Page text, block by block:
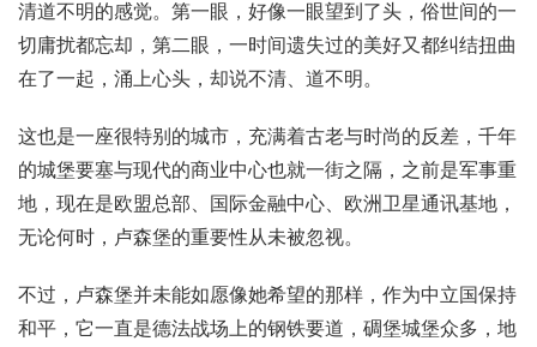
清道不明的感觉。第一眼，好像一眼望到了头，俗世间的一
切庸扰都忘却，第二眼，一时间遗失过的美好又都纠结扭曲
在了一起，涌上心头，却说不清、道不明。
这也是一座很特别的城市，充满着古老与时尚的反差，千年
的城堡要塞与现代的商业中心也就一街之隔，之前是军事重
地，现在是欧盟总部、国际金融中心、欧洲卫星通讯基地，
无论何时，卢森堡的重要性从未被忽视。
不过，卢森堡并未能如愿像她希望的那样，作为中立国保持
和平，它一直是德法战场上的钢铁要道，碉堡城堡众多，地